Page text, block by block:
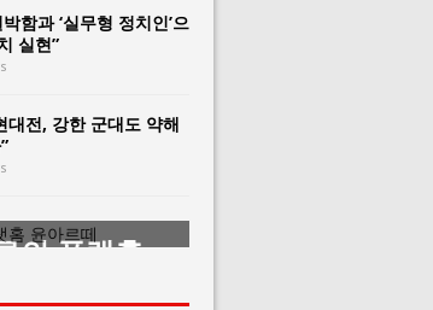
함과 ‘실무형 정치인’으
실현”
대전, 강한 군대도 약해
의 플랫홈